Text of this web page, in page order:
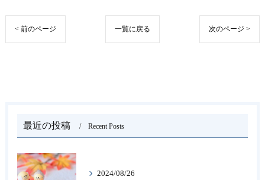
< 前のページ 一覧に戻る 次のページ >
最近の投稿 Recent Posts
2024/08/26